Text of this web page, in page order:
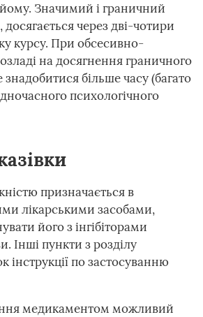
Значимий і граничний
через дві-чотири
курсу. При обсесивно-
на досягнення граничного
більше часу (багато
психологічного
призначається в
лікарськими засобами,
його з інгібіторами
Інші пункти з розділу
інструкції по застосуванню
медикаментом можливий